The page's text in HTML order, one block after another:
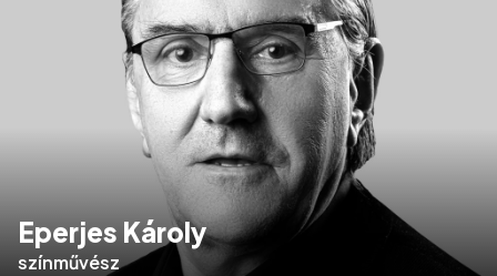
Eperjes Károly
színművész